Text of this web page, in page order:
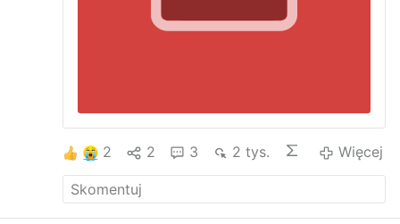
2 2 3 2 tys. Więcej